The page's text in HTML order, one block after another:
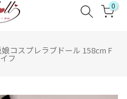
0
コスプレラブドール 158cm F
フ